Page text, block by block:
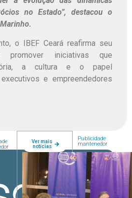
no Estado”, destacou o
o IBEF Ceará reafirma seu
promover iniciativas que
a cultura e o papel
e empreendedores
Ver mais
notícias
Publicidade
mantenedor